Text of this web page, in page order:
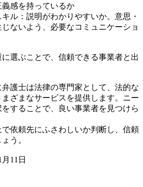
感を持っているか
ル：説明がわかりやすいか。意思・
ないよう、必要なコミュニケーショ
選ぶことで、信頼できる事業者と出
護士は法律の専門家として、法的な
ざまなサービスを提供します。ニー
することで、良い事業者を見つけら
依頼先にふさわしいか判断し、信頼
う。
11日